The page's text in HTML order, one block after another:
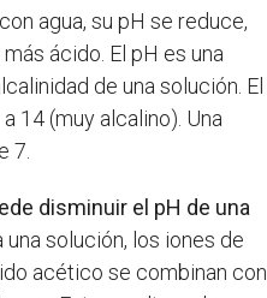
agua, su pH se reduce,
ácido. El pH es una
de una solución. El
14 (muy alcalino). Una
7.
disminuir el pH de una
una solución, los iones de
acético se combinan con